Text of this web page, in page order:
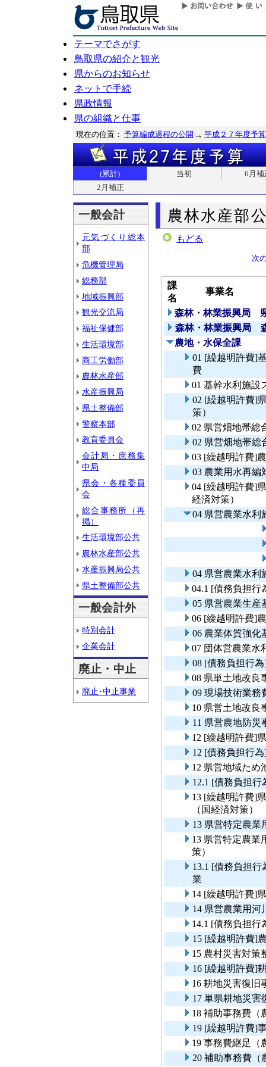
テーマでさがす
鳥取県の紹介と観光
県からのお知らせ
ネットで手続
県政情報
県の組織と仕事
現在の位置： 予算編成過程の公開 平成２７年度予算
(累計) 当初
6月補
2月補正
一般会計
元気づくり総本
部
危機管理局
総務部
地域振興部
観光交流局
福祉保健部
生活環境部
商工労働部
農林水産部
水産振興局
県土整備部
警察本部
教育委員会
会計局・庶務集
中局
県会・各種委員
会
総合事務所（再
掲）
生活環境部公共
農林水産部公共
水産振興局公共
県土整備部公共
一般会計外
特別会計
企業会計
廃止・中止
廃止･中止事業
農林水産部
もどる
次
課
名
事業名
森林・林業振興局
森林・林業振興局
農地・水保全課
01 [繰越明許費]
費
01 基幹水利施設
02 [繰越明許費]
策）
02 県営畑地帯総
02 県営畑地帯総
03 [繰越明許費]
03 農業用水再編
04 [繰越明許費]
経済対策）
04 県営農業水利
04 県営農業水利
04.1 [債務負担行
05 県営農業生産
06 [繰越明許費]
06 農業体質強化
07 団体営農業水
08 [債務負担行
08 県単土地改良
09 現場技術業務
10 県営土地改良
11 県営農地防災
12 [繰越明許費]
12 [債務負担行
12 県営地域ため
12.1 [債務負担
13 [繰越明許費]
（国経済対策）
13 県営特定農業
13 県営特定農業
策）
13.1 [債務負担
業
14 [繰越明許費]
14 県営農業用河
14.1 [債務負担
15 [繰越明許費]
15 農村災害対策
16 [繰越明許費]
16 耕地災害復旧
17 単県耕地災害
18 補助事務費（
19 [繰越明許費]
19 事務費継足（
20 補助事務費（